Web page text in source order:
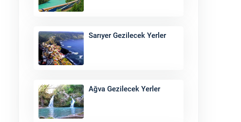
Sarıyer Gezilecek Yerler
Ağva Gezilecek Yerler